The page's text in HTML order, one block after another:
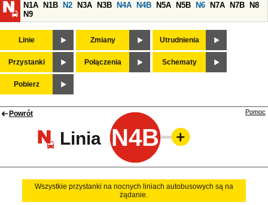
N1A
N1B N2 N3A N3B N4A N4B N5A N5B N6 N7A N7B
N8
N9
Linie Zmiany Utrudnienia
Przystanki Połączenia Schematy
Pobierz
Powrót
Linia N4B
Pomoc
Wszystkie przystanki na nocnych liniach autobusowych są na
żądanie.